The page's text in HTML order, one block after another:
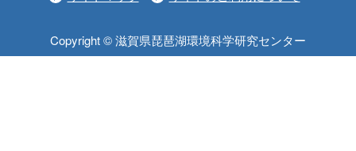
Copyright © 滋賀県琵琶湖環境科学研究センター